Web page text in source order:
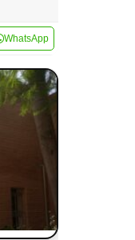
WhatsApp